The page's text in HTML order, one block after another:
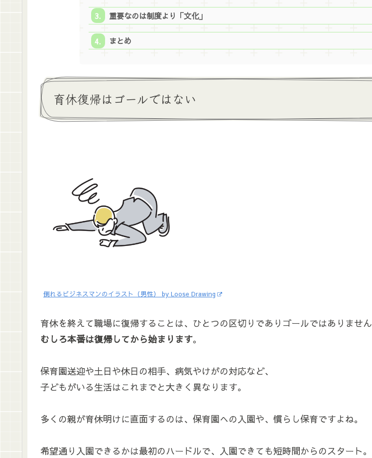
重要なのは制度より「文化」
まとめ
育休復帰はゴールではない
倒れるビジネスマンのイラスト（男性） by Loose Drawing
育休を終えて職場に復帰することは、ひとつの区切りでありゴールではありません
むしろ本番は復帰してから始まります。
保育園送迎や土日や休日の相手、病気やけがの対応など、
子どもがいる生活はこれまでと大きく異なります。
多くの親が育休明けに直面するのは、保育園への入園や、慣らし保育ですよね。
希望通り入園できるかは最初のハードルで、入園できても短時間からのスタート。